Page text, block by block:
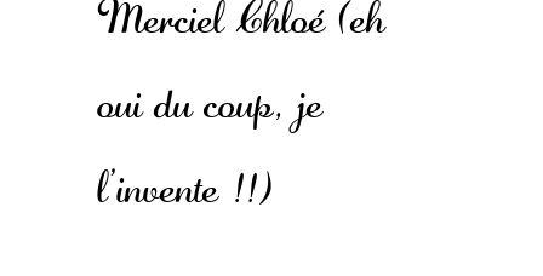
Merciel Chloé (eh
oui du coup, je
l’invente !!)